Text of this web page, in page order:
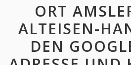
ORT
ALTEISEN-
DEN